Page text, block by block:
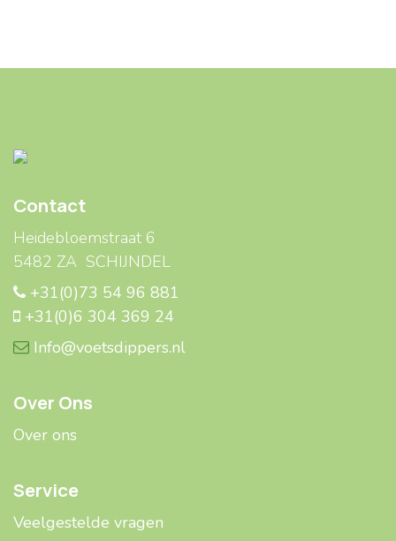
Contact
Heidebloemstraat 6
5482 ZA SCHIJNDEL
+31(0)73 54 96 881
+31(0)6 304 369 24
Info@voetsdippers.nl
Over Ons
Over ons
Service
Veelgestelde ​​vragen